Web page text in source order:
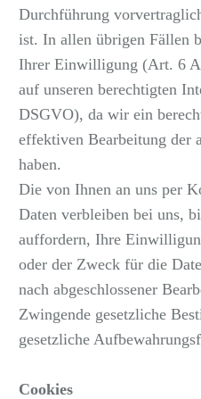
Durchführung
ist. In allen übrigen Fällen
Ihrer Einwilligung (Art. 6
auf unseren berechtigten
DSGVO), da wir ein
effektiven Bearbeitung der
haben.
Die von Ihnen an uns per
Daten verbleiben bei uns,
auffordern, Ihre
oder der Zweck für die
nach abgeschlossener
Zwingende gesetzliche
gesetzliche
Cookies